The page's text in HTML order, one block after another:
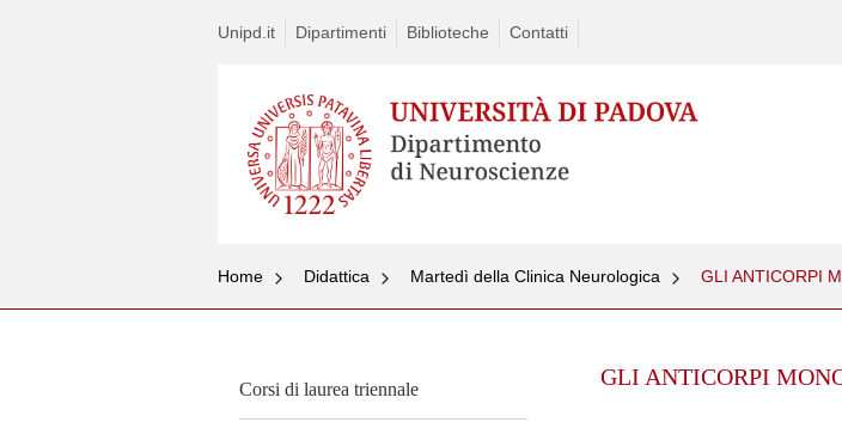
Unipd.it Dipartimenti Biblioteche Contatti
Home Didattica Martedì della Clinica Neurologica GLI ANTICORPI
Corsi di laurea triennale GLI ANTICORPI